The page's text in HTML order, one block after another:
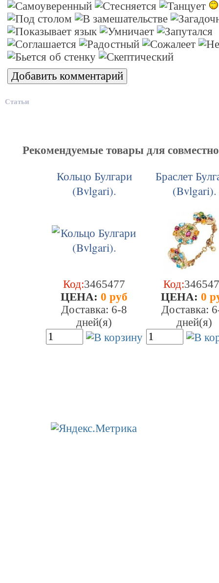
Статьи
Рекомендуемые товары для
Кольцо Булгари
(Bvlgari).
Код:3465477
ЦEHA: 0 руб
Доставка: 6-8
дней(я)
Браслет
(Bvlgari).
Код:
ЦEHA: 0
Доставка:
дней(я)